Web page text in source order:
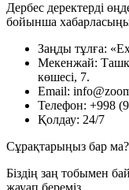
Дербес деректерді
бойынша
Заңды тұлға:
Мекенжай:
көшесі, 7.
Email:
Телефон: +998
Қолдау: 24/7
Сұрақтарыңыз бар ма?
Біздің заң тобымен